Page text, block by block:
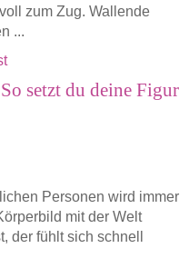
zum Zug. Wallende
...
setzt du deine Figur
Personen wird immer
mit der Welt
der fühlt sich schnell